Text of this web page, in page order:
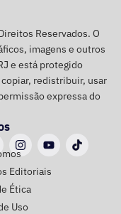
pretende obter a
considerados
ilegalidades e a
a publicar
30 dias, além de
ter suportado
Reservados. O
imagens e outros
e está protegido
redistribuir, usar
expressa do
Editoriais
Ética
Uso